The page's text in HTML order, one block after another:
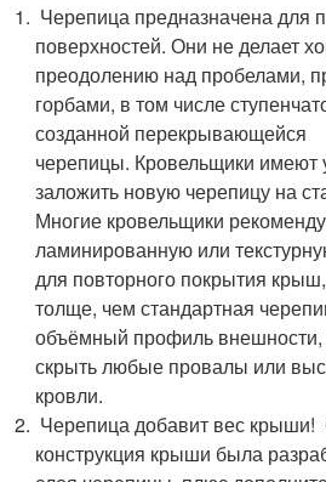
Черепица предназначена для
поверхностей. Они не делает
преодолению над пробелами,
горбами, в том числе
созданной перекрывающейся
черепицы. Кровельщики имеют
заложить новую черепицу на
Многие кровельщики
ламинированную или
для повторного покрытия
толще, чем стандартная
объёмный профиль внешности,
скрыть любые провалы или
кровли.
Черепица добавит вес крыши!
конструкция крыши была